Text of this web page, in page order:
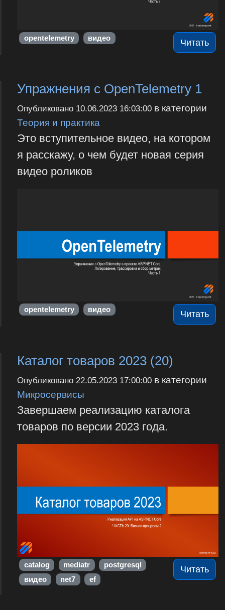
Читать
opentelemetry видео
Упражнения с OpenTelemetry 1
Опубликовано 10.06.2023 16:03:00в категории
Теория и практика
Это вступительное видео, на котором
я расскажу, о чем будет новая серия
видео роликов
Читать
opentelemetry видео
Каталог товаров 2023 (20)
Опубликовано 22.05.2023 17:00:00в категории
Микросервисы
Завершаем реализацию каталога
товаров по версии 2023 года.
Читать
catalog mediatr
postgresql
видео
net7 ef